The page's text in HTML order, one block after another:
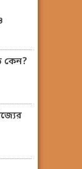
কেন?